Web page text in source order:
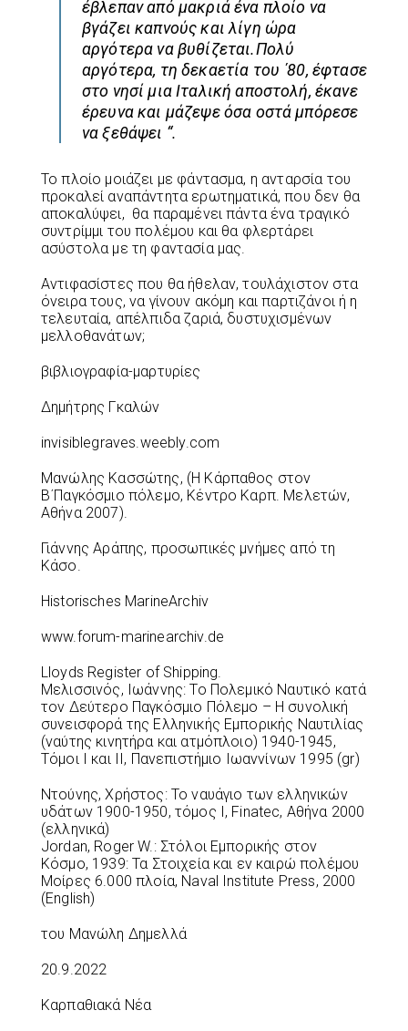
έβλεπαν από μακριά ένα πλοίο να
βγάζει καπνούς και λίγη ώρα
αργότερα να βυθίζεται.Πολύ
αργότερα, τη δεκαετία του ΄80, έφτασε
στο νησί μια Ιταλική αποστολή, έκανε
έρευνα και μάζεψε όσα οστά μπόρεσε
να ξεθάψει “.
Το πλοίο μοιάζει με φάντασμα, η ανταρσία του
προκαλεί αναπάντητα ερωτηματικά, που δεν θα
αποκαλύψει, θα παραμένει πάντα ένα τραγικό
συντρίμμι του πολέμου και θα φλερτάρει
ασύστολα με τη φαντασία μας.
Αντιφασίστες που θα ήθελαν, τουλάχιστον στα
όνειρα τους, να γίνουν ακόμη και παρτιζάνοι ή η
τελευταία, απέλπιδα ζαριά, δυστυχισμένων
μελλοθανάτων;
βιβλιογραφία-μαρτυρίες
Δημήτρης Γκαλών
invisiblegraves.weebly.com
Μανώλης Κασσώτης, (Η Κάρπαθος στον
Β΄Παγκόσμιο πόλεμο, Κέντρο Καρπ. Μελετών,
Αθήνα 2007).
Γιάννης Αράπης, προσωπικές μνήμες από τη
Κάσο.
Historisches MarineArchiv
www.forum-marinearchiv.de
Lloyds Register of Shipping.
Μελισσινός, Ιωάννης: Το Πολεμικό Ναυτικό κατά
τον Δεύτερο Παγκόσμιο Πόλεμο – Η συνολική
συνεισφορά της Ελληνικής Εμπορικής Ναυτιλίας
(ναύτης κινητήρα και ατμόπλοιο) 1940-1945,
Τόμοι Ι και ΙΙ, Πανεπιστήμιο Ιωαννίνων 1995 (gr)
Ντούνης, Χρήστος: Το ναυάγιο των ελληνικών
υδάτων 1900-1950, τόμος I, Finatec, Αθήνα 2000
(ελληνικά)
Jordan, Roger W.: Στόλοι Εμπορικής στον
Κόσμο, 1939: Τα Στοιχεία και εν καιρώ πολέμου
Μοίρες 6.000 πλοία, Naval Institute Press, 2000
(English)
του Μανώλη Δημελλά
20.9.2022
Καρπαθιακά Νέα